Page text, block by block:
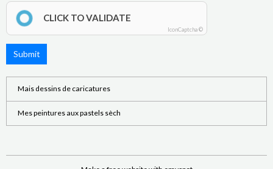
CLICK TO VALIDATE
IconCaptcha ©
Submit
Mais dessins de caricatures
Mes peintures aux pastels sèch